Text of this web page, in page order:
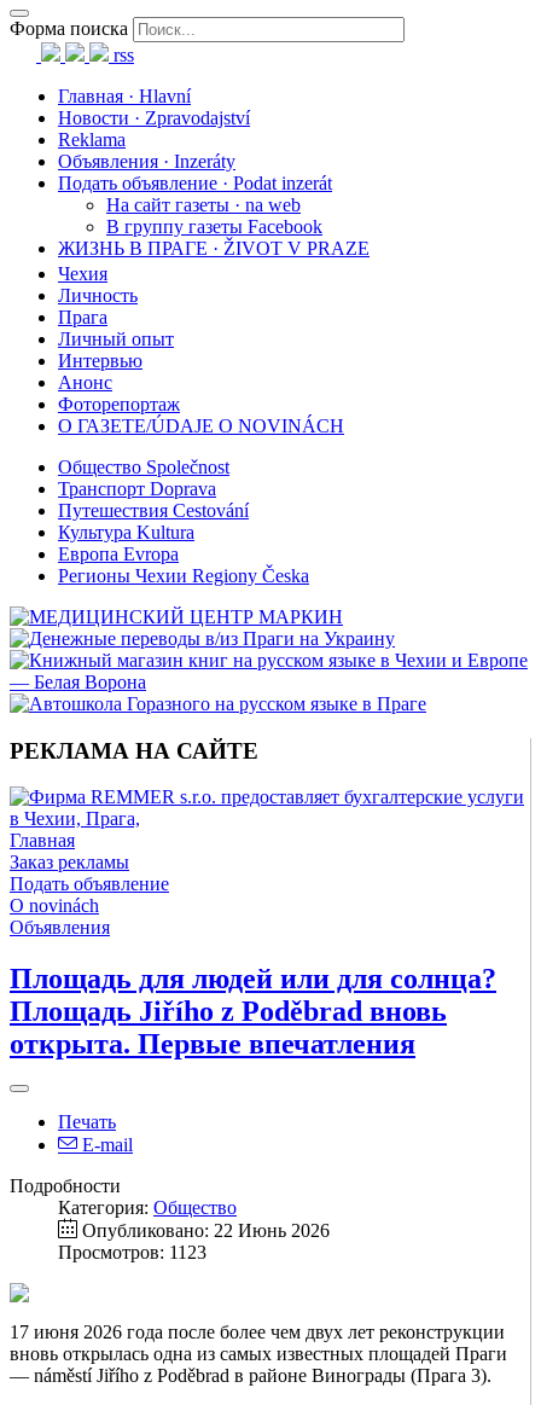
Форма поиска
rss
Главная · Hlavní
Новости · Zpravodajství
Reklama
Объявления · Inzeráty
Подать объявление · Podat inzerát
На сайт газеты · na web
В группу газеты Facebook
ЖИЗНЬ В ПРАГЕ · ŽIVOT V PRAZE
Чехия
Личность
Прага
Личный опыт
Интервью
Анонс
Фоторепортаж
О ГАЗЕТЕ/ÚDAJE O NOVINÁCH
Общество Společnost
Транспорт Doprava
Путешествия Cestování
Культура Kultura
Европа Evropa
Регионы Чехии Regiony Česka
РЕКЛАМА НА САЙТЕ
Главная
Заказ рекламы
Подать объявление
O novinách
Объявления
Площадь для людей или для солнца?
Площадь Jiřího z Poděbrad вновь
открыта. Первые впечатления
Печать
E-mail
Подробности
Категория: Общество
Опубликовано: 22 Июнь 2026
Просмотров: 1123
17 июня 2026 года после более чем двух лет реконструкции
вновь открылась одна из самых известных площадей Праги
— náměstí Jiřího z Poděbrad в районе Винограды (Прага 3).